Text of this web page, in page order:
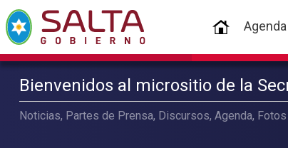
(current)
Agenda
Bienvenidos al micrositio de la
Noticias, Partes de Prensa, Discursos, Agenda,